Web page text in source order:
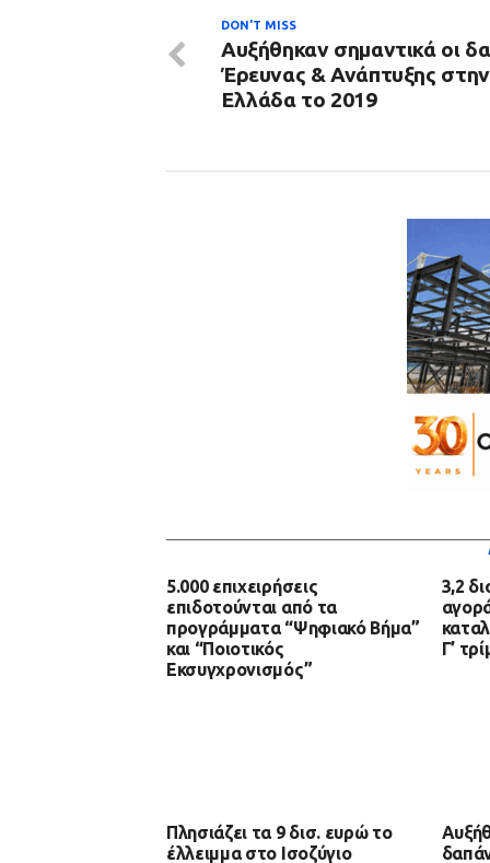
DON'T MISS
Αυξήθηκαν σημαντικά οι
Έρευνας & Ανάπτυξης στην
Ελλάδα το 2019
5.000 επιχειρήσεις
επιδοτούνται από τα
προγράμματα “Ψηφιακό Βήμα”
και “Ποιοτικός
Εκσυγχρονισμός”
3,2
Γ’
Πλησιάζει τα 9 δισ. ευρώ το
έλλειμμα στο Ισοζύγιο